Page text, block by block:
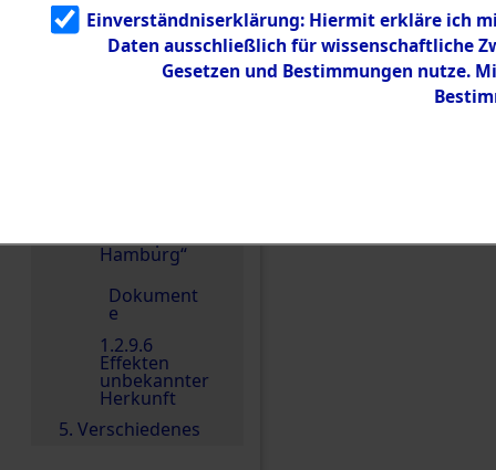
1.2.9.3
Effekten aus
dem KZ
Neuengamm
Hamburg“
Dokument
e
1.2.9.6
Effekten
unbekannter
Herkunft
5. Verschiedenes
Einen Kommentar
Einverständniserklärung: Hiermit erkläre ich
Daten ausschließlich für wissenschaftliche
Gesetzen und Bestimmungen nutze.